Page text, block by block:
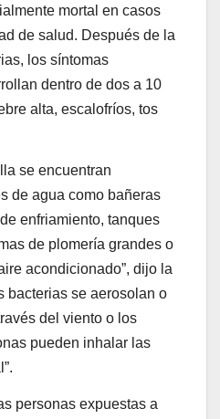
mortal en casos
de salud. Después de la
los síntomas
dentro de dos a 10
alta, escalofríos, tos
se encuentran
de agua como bañeras
enfriamiento, tanques
de plomería grandes o
acondicionado”, dijo la
bacterias se aerosolan o
del viento o los
pueden inhalar las
personas expuestas a